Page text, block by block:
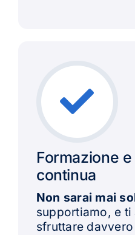
Formazione
continua
Non sarai mai
supportiamo, e ti
sfruttare